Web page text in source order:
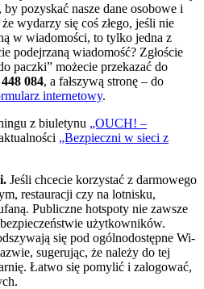
pozyskać nasze dane osobowe i
wydarzy się coś złego, jeśli nie
w wiadomości, to tylko jedna z
podejrzaną wiadomość? Zgłoście
paczki” możecie przekazać do
084, a fałszywą stronę – do
internetowy.
z biuletynu „OUCH! –
„Bezpieczni w sieci z
Jeśli chcecie korzystać z darmowego
restauracji czy na lotnisku,
Publiczne hotspoty nie zawsze
użytkowników.
się pod ogólnodostępne Wi-
sugerując, że należy do tej
Łatwo się pomylić i zalogować,